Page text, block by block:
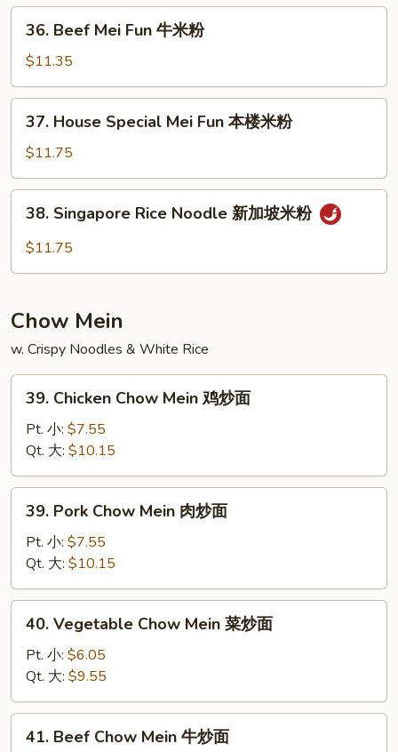
虾
Beef
Mei
Fun
牛
36. Beef Mei Fun 牛米粉
$11.35
House
Special
Mei
Fun
粉
37. House Special Mei Fun 本楼米粉
$11.75
Singapore
Rice
坡
米
粉
38. Singapore Rice Noodle 新加坡米粉
$11.75
Chow Mein
w. Crispy Noodles & White Rice
Chicken
Chow
Mein
鸡
炒
39. Chicken Chow Mein 鸡炒面
Pt. 小: $7.55
Qt. 大: $10.15
Pork
Chow
Mein
肉
炒
39. Pork Chow Mein 肉炒面
Pt. 小: $7.55
Qt. 大: $10.15
Vegetable
Chow
Mein
菜
炒
40. Vegetable Chow Mein 菜炒面
Pt. 小: $6.05
Qt. 大: $9.55
Beef
41. Beef Chow Mein 牛炒面